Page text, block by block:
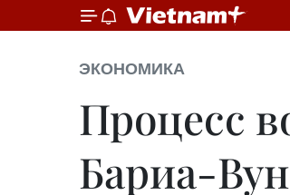
ЭКОНОМИКА
Процесс
Бариа-